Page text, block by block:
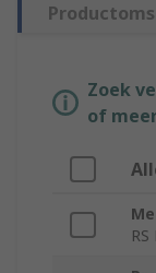
Zoek
of
RS